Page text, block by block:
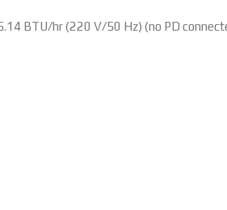
BTU/hr (220 V/50 Hz) (no PD